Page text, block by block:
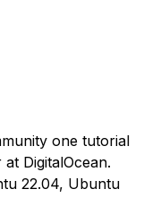
one tutorial
DigitalOcean.
22.04, Ubuntu